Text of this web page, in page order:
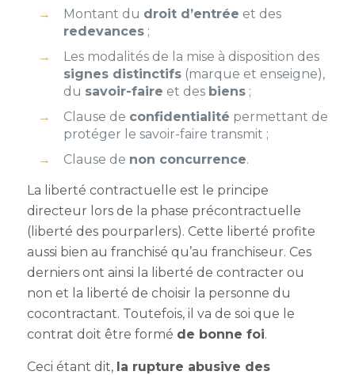
Montant du droit d’entrée et des
redevances;
Les modalités de la mise à disposition des
signes distinctifs(marque et enseigne),
du savoir-faire et des biens;
Clause de confidentialité permettant de
protéger le savoir-faire transmit ;
Clause de non concurrence.
La liberté contractuelle est le principe
directeur lors de la phase précontractuelle
(liberté des pourparlers). Cette liberté profite
aussi bien au franchisé qu’au franchiseur. Ces
derniers ont ainsi la liberté de contracter ou
non et la liberté de choisir la personne du
cocontractant. Toutefois, il va de soi que le
contrat doit être formé de bonne foi.
Ceci étant dit, la rupture abusive des